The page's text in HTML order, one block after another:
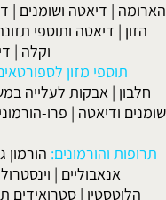
הארומה | דיאטה ושומנים |
הזון | דיאטה ותוספי
וקלה |
תוספי מזון
חלבון | אבקות לעלייה
שומנים ודיאטה | פרו-
תרופות והורמונים: הורמון
אנאבוליים | וינסטרול
הלוטסטין | סטרואידים